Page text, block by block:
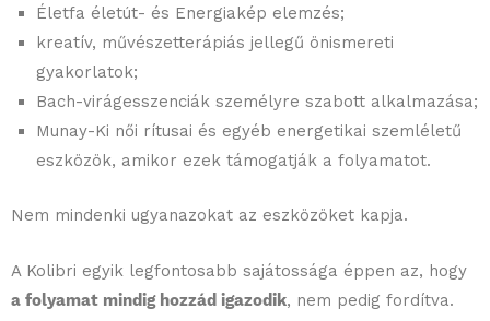
Életfa életút- és Energiakép elemzés;
kreatív, művészetterápiás jellegű önismereti
gyakorlatok;
Bach-virágesszenciák személyre szabott alkalmazása;
Munay-Ki női rítusai és egyéb energetikai szemléletű
eszközök, amikor ezek támogatják a folyamatot.
Nem mindenki ugyanazokat az eszközöket kapja.
A Kolibri egyik legfontosabb sajátossága éppen az, hogy
a folyamat mindig hozzád igazodik, nem pedig fordítva.